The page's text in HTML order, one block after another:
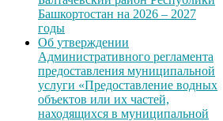
Башкортостан на 2026 – 2027
годы
Об утверждении
Административного регламента
предоставления муниципальной
услуги «Предоставление водных
объектов или их частей,
находящихся в муниципальной